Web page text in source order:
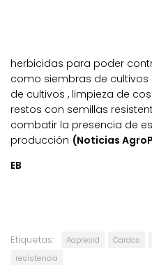
herbicidas para poder
como siembras de
de cultivos , limpieza de
restos con semillas
combatir la presencia de
producción (Noticias
EB
Etiquetas: Aapresid Cardos
resistencia